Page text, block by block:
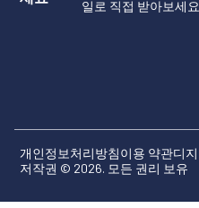
일로 직접 받아보세
저작권 © 2026. 모든 권리 보유
개인정보처리방침이용 약관디